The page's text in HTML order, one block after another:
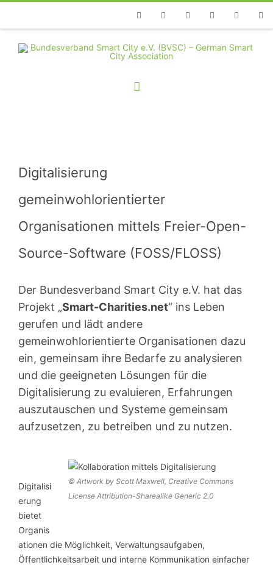
TelefonFacebookTwitterYoutubeInstagramLinkedin
Digitalisierung
gemeinwohlorientierter
Organisationen mittels Freier-Open-
Source-Software (FOSS/FLOSS)
Der Bundesverband Smart City e.V. hat das
Projekt „Smart-Charities.net“ ins Leben
gerufen und lädt andere
gemeinwohlorientierte Organisationen dazu
ein, gemeinsam ihre Bedarfe zu analysieren
und die geeigneten Lösungen für die
Digitalisierung zu evaluieren, Erfahrungen
auszutauschen und Systeme gemeinsam
aufzusetzen, zu betreiben und zu nutzen.
© Artwork by Scott Maxwell, Creative Commons
License Attribution-Sharealike Generic 2.0
Digitalisi
erung
bietet
Organis
ationen die Möglichkeit, Verwaltungsaufgaben,
Öffentlichkeitsarbeit und interne Kommunikation einfacher